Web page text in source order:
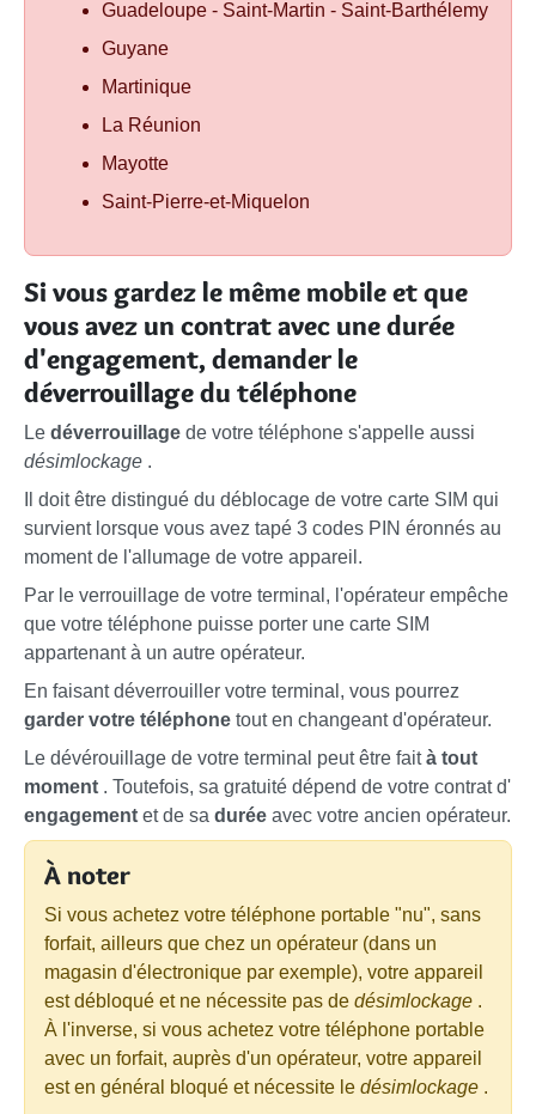
Guadeloupe - Saint-Martin - Saint-Barthélemy
Guyane
Martinique
La Réunion
Mayotte
Saint-Pierre-et-Miquelon
Si vous gardez le même mobile et que
vous avez un contrat avec une durée
d'engagement, demander le
déverrouillage du téléphone
Le déverrouillage de votre téléphone s'appelle aussi
désimlockage .
Il doit être distingué du déblocage de votre carte SIM qui
survient lorsque vous avez tapé 3 codes PIN éronnés au
moment de l'allumage de votre appareil.
Par le verrouillage de votre terminal, l'opérateur empêche
que votre téléphone puisse porter une carte SIM
appartenant à un autre opérateur.
En faisant déverrouiller votre terminal, vous pourrez
garder votre téléphone tout en changeant d'opérateur.
Le dévérouillage de votre terminal peut être fait à tout
moment . Toutefois, sa gratuité dépend de votre contrat d'
engagement et de sa durée avec votre ancien opérateur.
À noter
Si vous achetez votre téléphone portable "nu", sans
forfait, ailleurs que chez un opérateur (dans un
magasin d'électronique par exemple), votre appareil
est débloqué et ne nécessite pas de désimlockage .
À l'inverse, si vous achetez votre téléphone portable
avec un forfait, auprès d'un opérateur, votre appareil
est en général bloqué et nécessite le désimlockage .